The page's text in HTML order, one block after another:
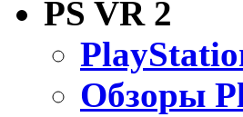
PS VR 2
Обзоры